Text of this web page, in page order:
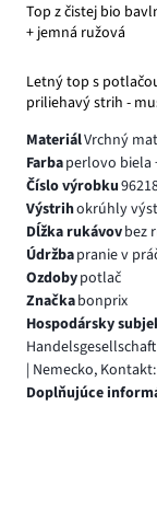
Top z čistej bio
+ jemná ružová
Letný top s
priliehavý strih -
MateriálVrchný
Farbaperlovo biela
Číslo výrobku
Výstrihokrúhly
Dĺžka rukávovbez
Údržbapranie v
Ozdobypotlač
Značkabonprix
Hospodársky
| Nemecko,
Doplňujúce